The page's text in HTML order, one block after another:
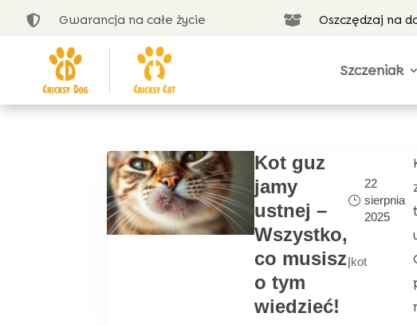
 Gwarancja na całe życie  Oszczędzaj na
Szczeniak
Kot guz
jamy
ustnej –
Wszystko,
co musisz
o tym
wiedzieć!
22
sierpnia
2025
|kot